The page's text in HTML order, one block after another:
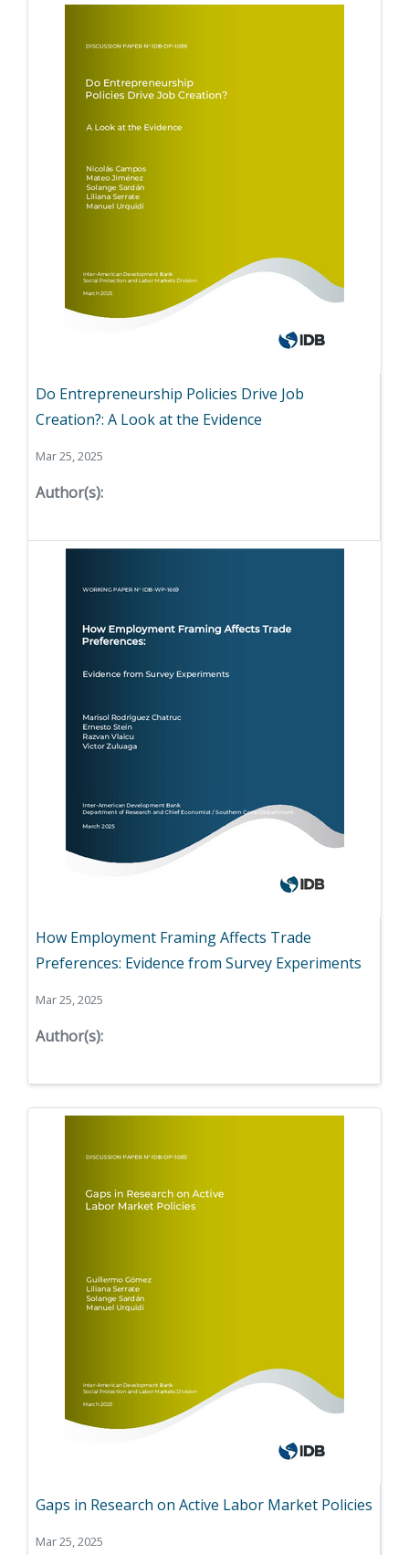
Do Entrepreneurship Policies Drive Job
Creation?: A Look at the Evidence
Mar 25, 2025
Author(s):
How Employment Framing Affects Trade
Preferences: Evidence from Survey Experiments
Mar 25, 2025
Author(s):
Gaps in Research on Active Labor Market Policies
Mar 25, 2025